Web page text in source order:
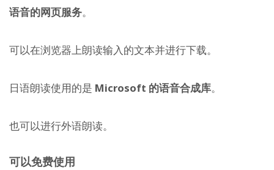
语音的网页服务。
可以在浏览器上朗读输入的文本并进行下载。
日语朗读使用的是 Microsoft 的语音合成库。
也可以进行外语朗读。
可以免费使用